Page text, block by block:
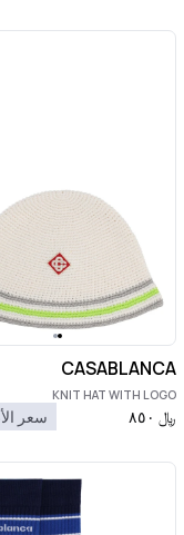
CASABLANCA
KNIT HAT WITH LOGO
﷼ ٨٥٠ سعر